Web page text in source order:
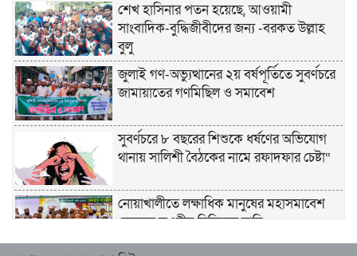
শেখ হাসিনার পতন হয়েছে, আওয়ামী
সাংবাদিক-বুদ্ধিজীবীদের জন্য -বরকত উল্লাহ
বুলু
জুলাই গণ-অভ্যুত্থানের ২য় বর্ষপূর্তিতে সুবর্ণচরে
জামায়াতের গণমিছিল ও সমাবেশ
সুবর্ণচরে ৮ বছরের শিশুকে ধর্ষণের অভিযোগ
থানায় সালিশী বৈঠকের নামে রফাদফার চেষ্টা“
নোয়াখালীতে লক্ষাধিক মানুষের মহাসমাবেশ
হেজবুত তওহীদ নিষিদ্ধের দাবি